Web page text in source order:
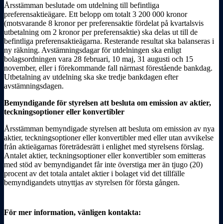
Årsstämman beslutade om utdelning till befintliga
preferensaktieägare. Ett belopp om totalt 3 200 000 kronor
(motsvarande 8 kronor per preferensaktie fördelat på kvartalsvis
utbetalning om 2 kronor per preferensaktie) ska delas ut till de
befintliga preferensaktieägarna. Resterande resultat ska balanseras i
ny räkning. Avstämningsdagar för utdelningen ska enligt
bolagsordningen vara 28 februari, 10 maj, 31 augusti och 15
november, eller i förekommande fall närmast förestående bankdag.
Utbetalning av utdelning ska ske tredje bankdagen efter
avstämningsdagen.
Bemyndigande för styrelsen att besluta om emission av aktier,
teckningsoptioner eller konvertibler
Årsstämman bemyndigade styrelsen att besluta om emission av nya
aktier, teckningsoptioner eller konvertibler med eller utan avvikelse
från aktieägarnas företrädesrätt i enlighet med styrelsens förslag.
Antalet aktier, teckningsoptioner eller konvertibler som emitteras
med stöd av bemyndigandet får inte överstiga mer än tjugo (20)
procent av det totala antalet aktier i bolaget vid det tillfälle
bemyndigandets utnyttjas av styrelsen för första gången.
För mer information, vänligen kontakta: